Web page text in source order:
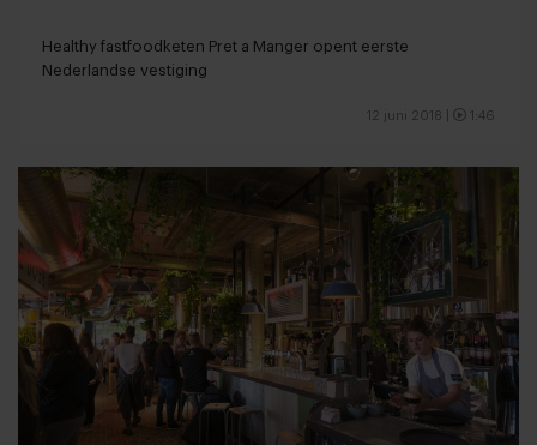
Healthy fastfoodketen Pret a Manger opent eerste
Nederlandse vestiging
12 juni 2018 1:46